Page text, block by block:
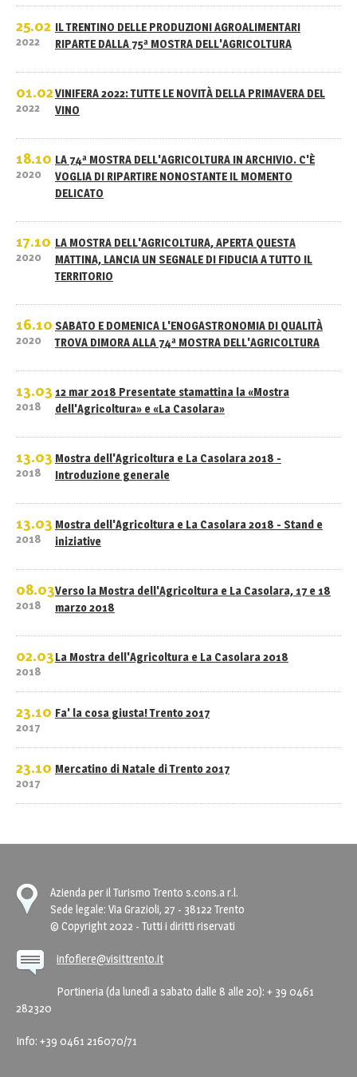
25.02
2022
IL TRENTINO DELLE PRODUZIONI AGROALIMENTARI
RIPARTE DALLA 75ª MOSTRA DELL'AGRICOLTURA
01.02
2022
VINIFERA 2022: TUTTE LE NOVITÀ DELLA PRIMAVERA DEL
VINO
18.10
2020
LA 74ª MOSTRA DELL'AGRICOLTURA IN ARCHIVIO. C'È
VOGLIA DI RIPARTIRE NONOSTANTE IL MOMENTO
DELICATO
17.10
2020
LA MOSTRA DELL'AGRICOLTURA, APERTA QUESTA
MATTINA, LANCIA UN SEGNALE DI FIDUCIA A TUTTO IL
TERRITORIO
16.10
2020
SABATO E DOMENICA L'ENOGASTRONOMIA DI QUALITÀ
TROVA DIMORA ALLA 74ª MOSTRA DELL'AGRICOLTURA
13.03
2018
12 mar 2018 Presentate stamattina la «Mostra
dell'Agricoltura» e «La Casolara»
13.03
2018
Mostra dell'Agricoltura e La Casolara 2018 -
Introduzione generale
13.03
2018
Mostra dell'Agricoltura e La Casolara 2018 - Stand e
iniziative
08.03
2018
Verso la Mostra dell'Agricoltura e La Casolara, 17 e 18
marzo 2018
02.03
2018
La Mostra dell'Agricoltura e La Casolara 2018
23.10
2017
Fa' la cosa giusta! Trento 2017
23.10
2017
Mercatino di Natale di Trento 2017
Azienda per il Turismo Trento s.cons.a r.l.
Sede legale: Via Grazioli, 27 - 38122 Trento
© Copyright 2022 - Tutti i diritti riservati
infofiere@visittrento.it
Portineria (da lunedì a sabato dalle 8 alle 20): + 39 0461
282320
Info: +39 0461 216070/71